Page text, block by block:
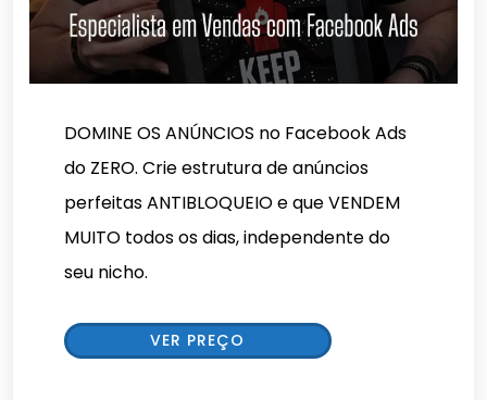
DOMINE OS ANÚNCIOS no Facebook Ads
do ZERO. Crie estrutura de anúncios
perfeitas ANTIBLOQUEIO e que VENDEM
MUITO todos os dias, independente do
seu nicho.
VER PREÇO